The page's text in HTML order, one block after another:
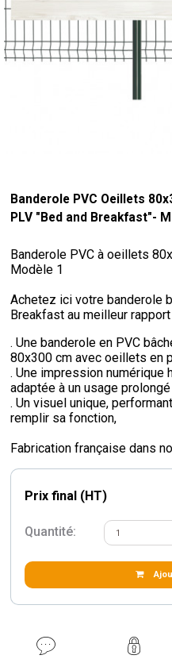
Banderole PVC Oeillets
PLV "Bed and Breakfast"-
Banderole PVC à oeillets
Modèle 1
Achetez ici votre banderole
Breakfast au meilleur
. Une banderole en PVC
80x300 cm avec oeillets en
. Une impression numérique
adaptée à un usage
. Un visuel unique,
remplir sa fonction,
Fabrication française dans
Prix final (HT)
Quantité: